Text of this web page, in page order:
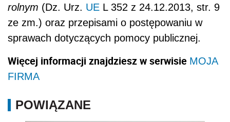
rolnym (Dz. Urz. UE L 352 z 24.12.2013, str. 9
ze zm.) oraz przepisami o postępowaniu w
sprawach dotyczących pomocy publicznej.
Więcej informacji znajdziesz w serwisie MOJA
FIRMA
POWIĄZANE